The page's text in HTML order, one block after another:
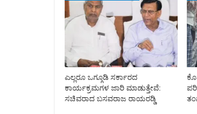
ಎಲ್ಲರೂ ಒಗ್ಗೂಡಿ ಸರ್ಕಾರದ
ಕಾರ್ಯಕ್ರಮಗಳ ಜಾರಿ ಮಾಡುತ್ತೇವೆ:
ಸಚಿವರಾದ ಬಸವರಾಜ ರಾಯರಡ್ಡಿ